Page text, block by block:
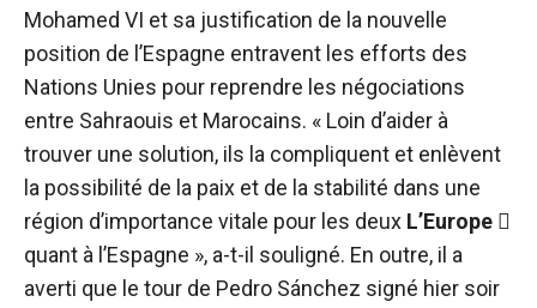
Mohamed VI et sa justification de la nouvelle
position de l’Espagne entravent les efforts des
Nations Unies pour reprendre les négociations
entre Sahraouis et Marocains. « Loin d’aider à
trouver une solution, ils la compliquent et enlèvent
la possibilité de la paix et de la stabilité dans une
région d’importance vitale pour les deux L’Europe 
quant à l’Espagne », a-t-il souligné. En outre, il a
averti que le tour de Pedro Sánchez signé hier soir